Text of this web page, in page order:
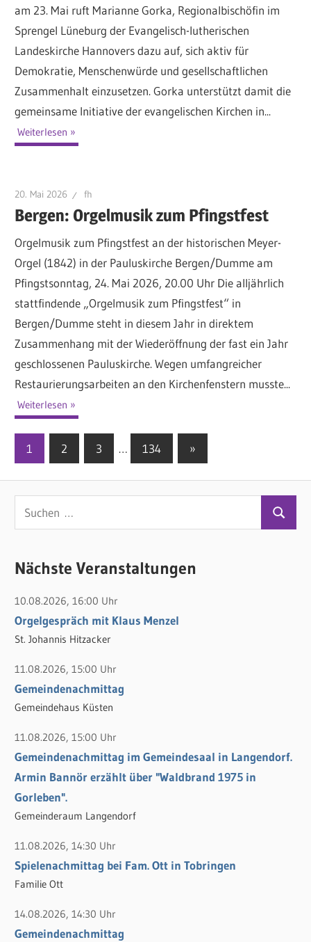
am 23. Mai ruft Marianne Gorka, Regionalbischöfin im
Sprengel Lüneburg der Evangelisch-lutherischen
Landeskirche Hannovers dazu auf, sich aktiv für
Demokratie, Menschenwürde und gesellschaftlichen
Zusammenhalt einzusetzen. Gorka unterstützt damit die
gemeinsame Initiative der evangelischen Kirchen in...
Weiterlesen
20. Mai 2026 fh
Bergen: Orgelmusik zum Pfingstfest
Orgelmusik zum Pfingstfest an der historischen Meyer-
Orgel (1842) in der Pauluskirche Bergen/Dumme am
Pfingstsonntag, 24. Mai 2026, 20.00 Uhr Die alljährlich
stattfindende „Orgelmusik zum Pfingstfest“ in
Bergen/Dumme steht in diesem Jahr in direktem
Zusammenhang mit der Wiederöffnung der fast ein Jahr
geschlossenen Pauluskirche. Wegen umfangreicher
Restaurierungsarbeiten an den Kirchenfenstern musste...
Weiterlesen
Seitennummerierung
der
Beiträge
1 2 3 … 134
Nächste
»
u
h
n
n
a
c
h
:
Nächste Veranstaltungen
10.08.2026, 16:00 Uhr
Orgelgespräch mit Klaus Menzel
St. Johannis Hitzacker
11.08.2026, 15:00 Uhr
Gemeindenachmittag
Gemeindehaus Küsten
11.08.2026, 15:00 Uhr
Gemeindenachmittag im Gemeindesaal in Langendorf.
Armin Bannör erzählt über "Waldbrand 1975 in
Gorleben".
Gemeinderaum Langendorf
11.08.2026, 14:30 Uhr
Spielenachmittag bei Fam. Ott in Tobringen
Familie Ott
14.08.2026, 14:30 Uhr
Gemeindenachmittag